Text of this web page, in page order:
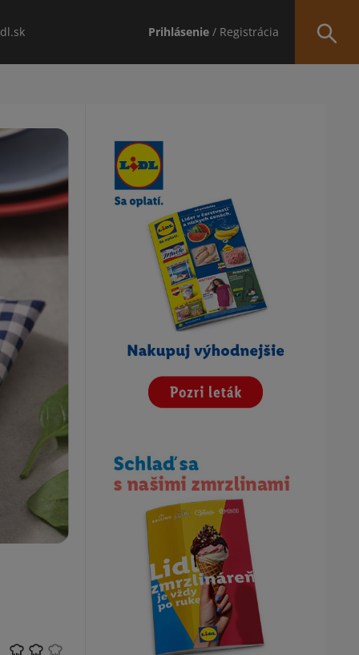
Prihlásenie / Registrácia
Obsah bočného panela